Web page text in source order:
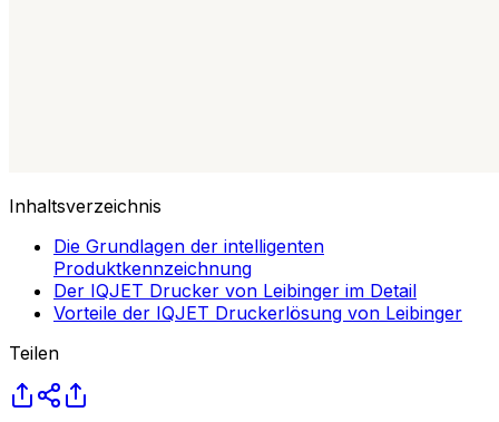
Inhaltsverzeichnis
Die Grundlagen der intelligenten
Produktkennzeichnung
Der IQJET Drucker von Leibinger im Detail
Vorteile der IQJET Druckerlösung von Leibinger
Teilen